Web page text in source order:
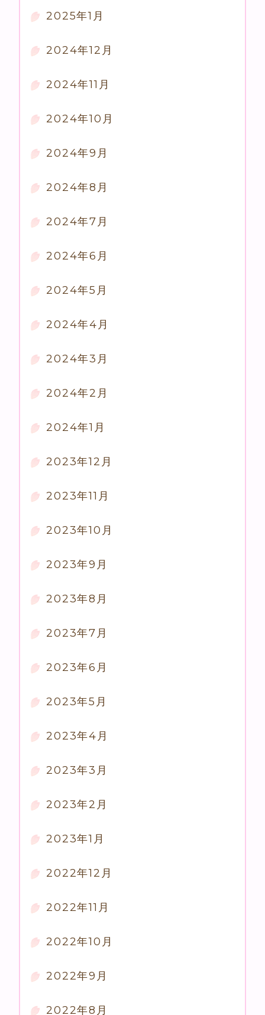
2025年1月
2024年12月
2024年11月
2024年10月
2024年9月
2024年8月
2024年7月
2024年6月
2024年5月
2024年4月
2024年3月
2024年2月
2024年1月
2023年12月
2023年11月
2023年10月
2023年9月
2023年8月
2023年7月
2023年6月
2023年5月
2023年4月
2023年3月
2023年2月
2023年1月
2022年12月
2022年11月
2022年10月
2022年9月
2022年8月